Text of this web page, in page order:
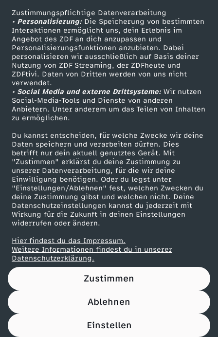
Zustimmungspflichtige Datenverarbeitung
• Personalisierung:Die Speicherung von bestimmten
Interaktionen ermöglicht uns, dein Erlebnis im
Angebot des ZDF an dich anzupassen und
Personalisierungsfunktionen anzubieten. Dabei
personalisieren wir ausschließlich auf Basis deiner
Nutzung von ZDF Streaming, der ZDFheute und
ZDFtivi. Daten von Dritten werden von uns nicht
verwendet.
• Social Media und externe Drittsysteme:Wir nutzen
Social-Media-Tools und Dienste von anderen
Anbietern. Unter anderem um das Teilen von Inhalten
zu ermöglichen.
Du kannst entscheiden, für welche Zwecke wir deine
Daten speichern und verarbeiten dürfen. Dies
betrifft nur dein aktuell genutztes Gerät. Mit
"Zustimmen" erklärst du deine Zustimmung zu
unserer Datenverarbeitung, für die wir deine
Einwilligung benötigen. Oder du legst unter
"Einstellungen/Ablehnen" fest, welchen Zwecken du
deine Zustimmung gibst und welchen nicht. Deine
Datenschutzeinstellungen kannst du jederzeit mit
Wirkung für die Zukunft in deinen Einstellungen
widerrufen oder ändern.
Hier findest du das Impressum.
Weitere Informationen findest du in unserer
Datenschutzerklärung.
Zustimmen
Ablehnen
Einstellen
Die Rezepte vom 30. Januar 2026
Herunterladen
439 KB (PDF)
Die Rezepte vom 29. Januar 2026
Herunterladen
354 KB (PDF)
Herunterladen
327 KB (PDF)
Die Rezepte vom 27. Januar 2026
Herunterladen
483 KB (PDF)
Die Rezepte vom 26. Januar 2026
Herunterladen
474 KB (PDF)
Die Rezepte vom 23. Januar 2026
Die Rezepte vom 22. Januar 2026